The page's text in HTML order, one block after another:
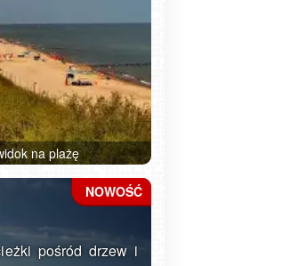
na plażę
pośród drzew i